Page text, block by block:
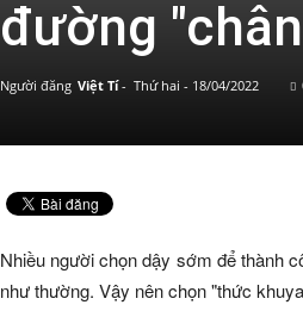
đường
Người đăng Việt Tí - Thứ hai - 18/04/2022
Nhiều người chọn dậy sớm để thành
như thường. Vậy nên chọn "thức